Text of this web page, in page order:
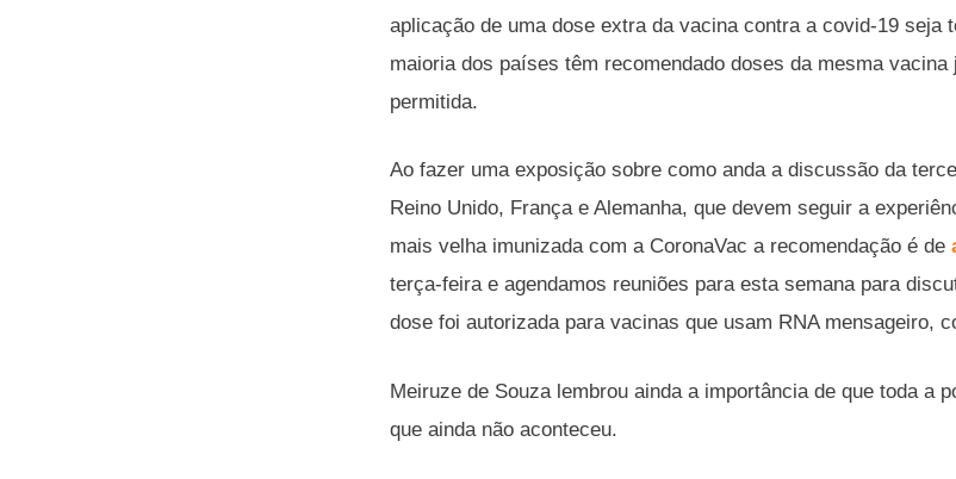
aplicação de uma dose extra da vacina contra a covid-19
maioria dos países têm recomendado doses da mesma
permitida.
Ao fazer uma exposição sobre como anda a discussão da
Reino Unido, França e Alemanha, que devem seguir a
mais velha imunizada com a CoronaVac a recomendação é de
terça-feira e agendamos reuniões para esta semana para
dose foi autorizada para vacinas que usam RNA mensageiro,
Meiruze de Souza lembrou ainda a importância de que toda a
que ainda não aconteceu.